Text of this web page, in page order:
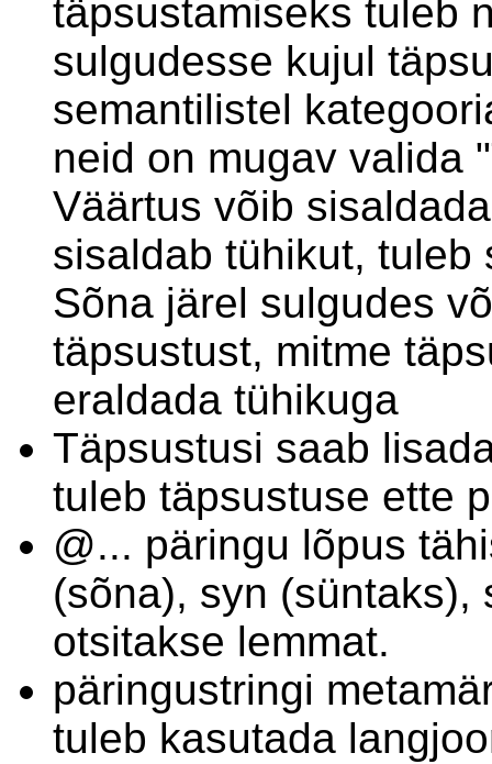
täpsustamiseks tuleb
sulgudesse kujul
semantilistel
neid on mugav valida
Väärtus võib
sisaldab tühikut, tuleb
Sõna järel sulgudes
täpsustust, mitme
eraldada tühikuga
Täpsustusi saab
tuleb täpsustuse ette
@... päringu lõpus
(sõna), syn (süntaks),
otsitakse lemmat.
päringustringi
tuleb kasutada